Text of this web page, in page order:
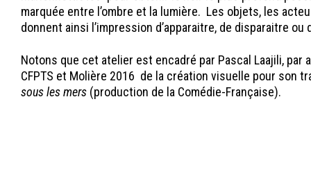
marquée entre l’ombre et la lumière. Les objets, les
donnent ainsi l’impression d’apparaitre, de disparaitre ou
Notons que cet atelier est encadré par Pascal Laajili, par
CFPTS et Molière 2016 de la création visuelle pour son
sous les mers (production de la Comédie-Française).